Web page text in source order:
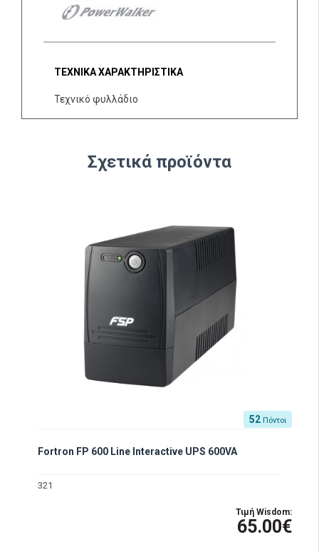
ΤΕΧΝΙΚΑ ΧΑΡΑΚΤΗΡΙΣΤΙΚΑ
Τεχνικό φυλλάδιο
Σχετικά προϊόντα
52 Πόντοι
Fortron FP 600 Line Interactive UPS 600VA
321
Τιμή Wisdom:
65.00€